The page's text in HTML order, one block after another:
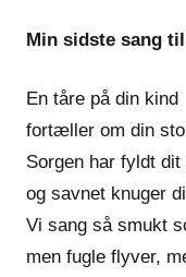
Min sidste sang
En tåre på din kind
fortæller om din
Sorgen har fyldt dit
og savnet knuger
Vi sang så smukt
men fugle flyver,